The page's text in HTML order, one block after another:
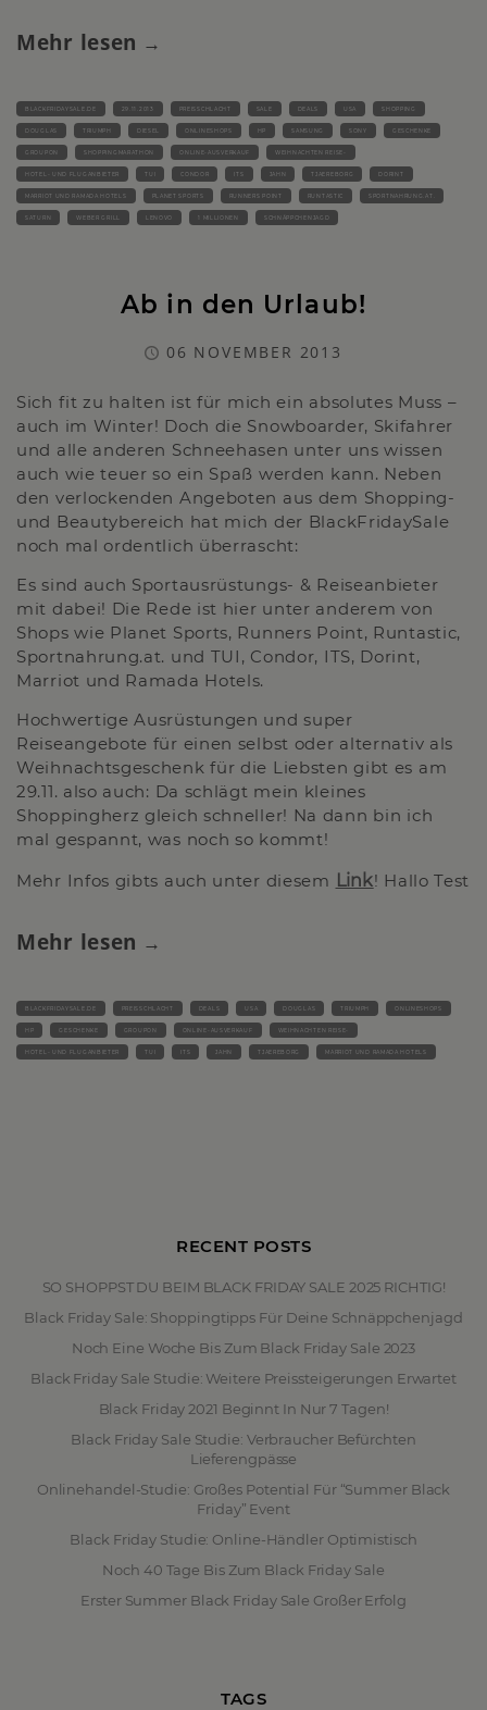
Mehr lesen
BLACKFRIDAYSALE.DE 29.11.2013 PREISSCHLACHT SALE DEALS USA SHOPPING
DOUGLAS TRIUMPH DIESEL ONLINESHOPS HP SAMSUNG SONY GESCHENKE
GROUPON SHOPPINGMARATHON ONLINE-AUSVERKAUF WEIHNACHTEN REISE-
HOTEL- UND FLUGANBIETER TUI CONDOR ITS JAHN TJAEREBORG DORINT
MARRIOT UND RAMADA HOTELS PLANET SPORTS RUNNERS POINT RUNTASTIC SPORTNAHRUNG.AT.
SATURN WEBER GRILL LENOVO 1 MILLIONEN SCHNÄPPCHENJAGD
Ab in den Urlaub!
06 NOVEMBER 2013
Sich fit zu halten ist für mich ein absolutes Muss –
auch im Winter! Doch die Snowboarder, Skifahrer
und alle anderen Schneehasen unter uns wissen
auch wie teuer so ein Spaß werden kann. Neben
den verlockenden Angeboten aus dem Shopping-
und Beautybereich hat mich der BlackFridaySale
noch mal ordentlich überrascht:
Es sind auch Sportausrüstungs- & Reiseanbieter
mit dabei! Die Rede ist hier unter anderem von
Shops wie Planet Sports, Runners Point, Runtastic,
Sportnahrung.at. und TUI, Condor, ITS, Dorint,
Marriot und Ramada Hotels.
Hochwertige Ausrüstungen und super
Reiseangebote für einen selbst oder alternativ als
Weihnachtsgeschenk für die Liebsten gibt es am
29.11. also auch: Da schlägt mein kleines
Shoppingherz gleich schneller! Na dann bin ich
mal gespannt, was noch so kommt!
Mehr Infos gibts auch unter diesem Link! Hallo Test
Mehr lesen
BLACKFRIDAYSALE.DE PREISSCHLACHT DEALS USA DOUGLAS TRIUMPH ONLINESHOPS
HP GESCHENKE GROUPON ONLINE-AUSVERKAUF WEIHNACHTEN REISE-
HOTEL- UND FLUGANBIETER TUI ITS JAHN TJAEREBORG MARRIOT UND RAMADA HOTELS
RECENT POSTS
SO SHOPPST DU BEIM BLACK FRIDAY SALE 2025 RICHTIG!
Black Friday Sale: Shoppingtipps Für Deine Schnäppchenjagd
Noch Eine Woche Bis Zum Black Friday Sale 2023
Black Friday Sale Studie: Weitere Preissteigerungen Erwartet
Black Friday 2021 Beginnt In Nur 7 Tagen!
Black Friday Sale Studie: Verbraucher Befürchten
Lieferengpässe
Onlinehandel-Studie: Großes Potential Für “Summer Black
Friday” Event
Black Friday Studie: Online-Händler Optimistisch
Noch 40 Tage Bis Zum Black Friday Sale
Erster Summer Black Friday Sale Großer Erfolg
TAGS